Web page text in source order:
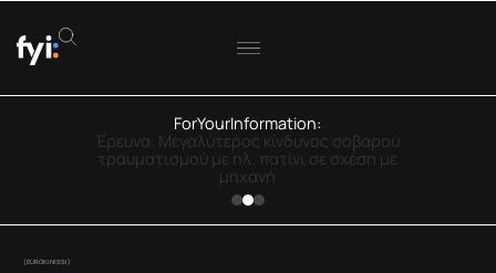
ForYourInformation:
ΟΟΣΑ: Στην Ελλάδα η μεγαλύτερη πτώση
πραγματικού εισοδήματος
(EUROKINISSI)